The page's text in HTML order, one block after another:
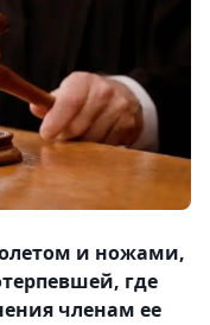
и ножами,
где
членам ее